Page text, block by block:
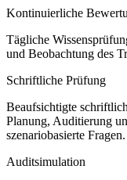
Kontinuierliche
Tägliche
und Beobachtung des
Schriftliche Prüfung
Beaufsichtigte
Planung, Auditierung
szenariobasierte Fragen.
Auditsimulation